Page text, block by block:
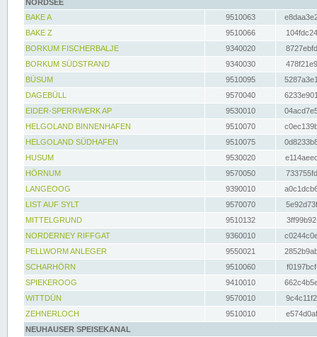
NORDSEE
BAKE A
9510063
BAKE Z
9510066
BORKUM FISCHERBALJE
9340020
BORKUM SÜDSTRAND
9340030
BÜSUM
9510095
DAGEBÜLL
9570040
EIDER-SPERRWERK AP
9530010
HELGOLAND BINNENHAFEN
9510070
HELGOLAND SÜDHAFEN
9510075
HUSUM
9530020
HÖRNUM
9570050
LANGEOOG
9390010
LIST AUF SYLT
9570070
MITTELGRUND
9510132
NORDERNEY RIFFGAT
9360010
PELLWORM ANLEGER
9550021
SCHARHÖRN
9510060
SPIEKEROOG
9410010
WITTDÜN
9570010
ZEHNERLOCH
9510010
NEUHAUSER SPEISEKANAL